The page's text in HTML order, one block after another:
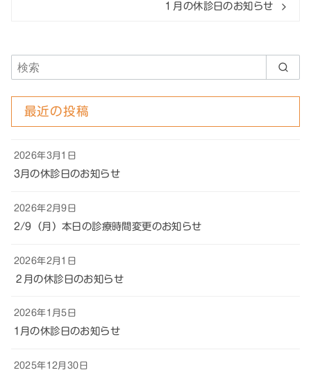
１月の休診日のお知らせ
最近の投稿
3月の休診日のお知らせ
2026年3月1日
2/9（月）本日の診療時間変更のお知らせ
2026年2月9日
２月の休診日のお知らせ
2026年2月1日
1月の休診日のお知らせ
2026年1月5日
2025年12月30日